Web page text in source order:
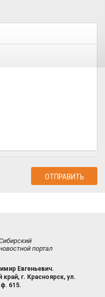
портал
Евгеньевич.
край, г. Красноярск, ул.
615.